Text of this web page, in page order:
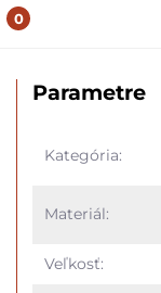
0
Parametre
Kategória:
Materiál:
Veľkosť: